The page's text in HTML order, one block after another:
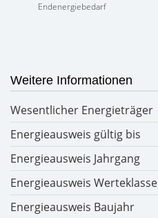
Endenergiebedarf
Weitere Informationen
Wesentlicher Energieträger
Energieausweis gültig bis
Energieausweis Jahrgang
Energieausweis Werteklasse
Energieausweis Baujahr